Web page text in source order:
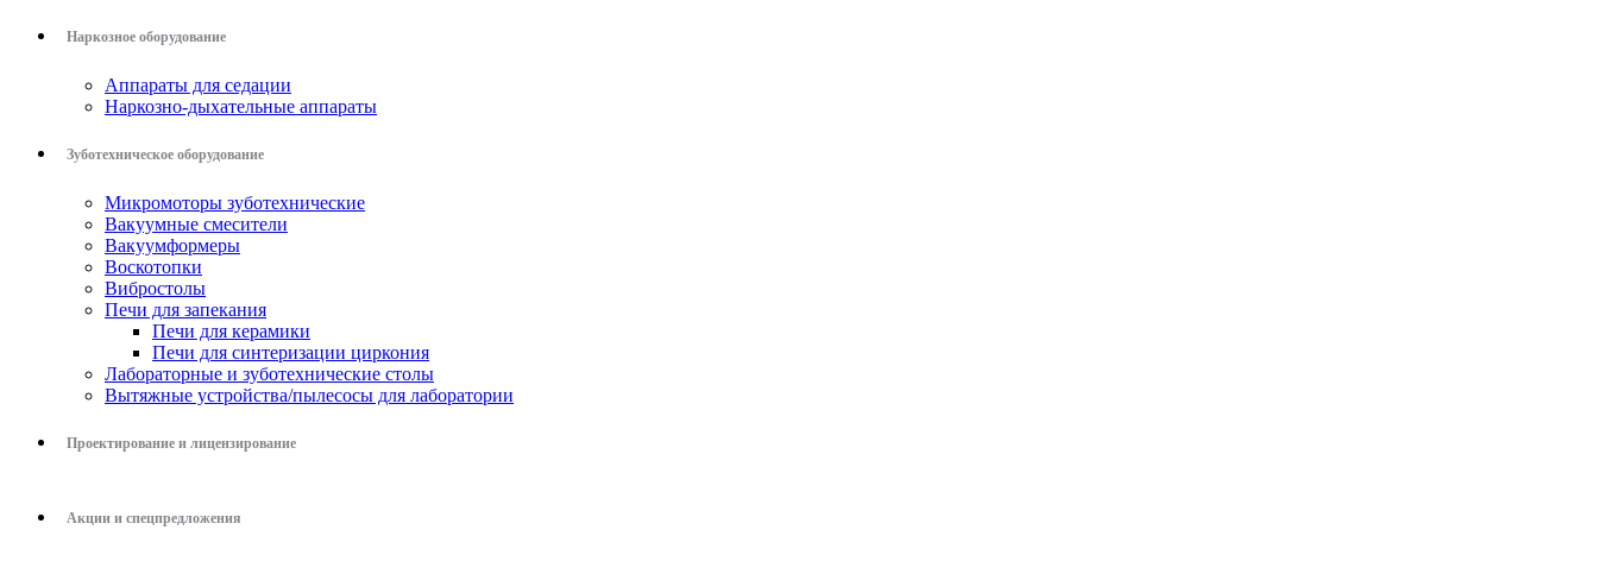
Наркозное оборудование
Аппараты для седации
Наркозно-дыхательные аппараты
Зуботехническое оборудование
Микромоторы зуботехнические
Вакуумные смесители
Вакуумформеры
Воскотопки
Вибростолы
Печи для запекания
Печи для керамики
Печи для синтеризации циркония
Лабораторные и зуботехнические столы
Вытяжные устройства/пылесосы для лаборатории
Проектирование и лицензирование
Акции и спецпредложения